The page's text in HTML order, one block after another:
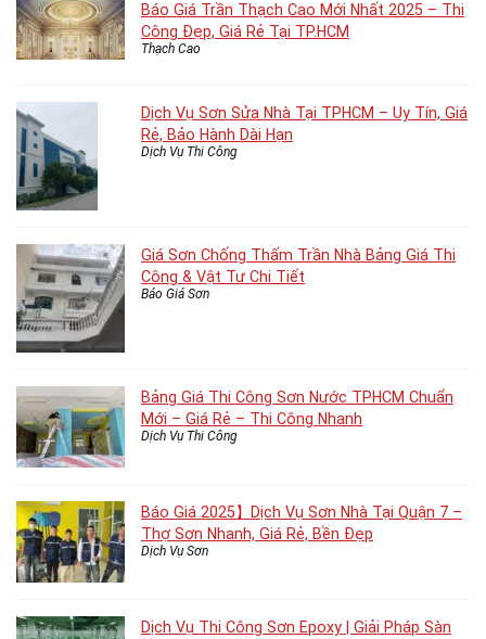
Báo Giá Trần Thạch Cao Mới Nhất 2025 – Thi
Công Đẹp, Giá Rẻ Tại TP.HCM
Thạch Cao
Dịch Vụ Sơn Sửa Nhà Tại TPHCM – Uy Tín, Giá
Rẻ, Bảo Hành Dài Hạn
Dịch Vụ Thi Công
Giá Sơn Chống Thấm Trần Nhà Bảng Giá Thi
Công & Vật Tư Chi Tiết
Báo Giá Sơn
Bảng Giá Thi Công Sơn Nước TPHCM Chuẩn
Mới – Giá Rẻ – Thi Công Nhanh
Dịch Vụ Thi Công
Báo Giá 2025】Dịch Vụ Sơn Nhà Tại Quận 7 –
Thợ Sơn Nhanh, Giá Rẻ, Bền Đẹp
Dịch Vụ Sơn
Dịch Vụ Thi Công Sơn Epoxy | Giải Pháp Sàn